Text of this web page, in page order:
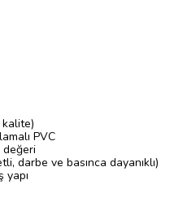
kalite)
PVC
değeri
darbe ve basınca dayanıklı)
yapı